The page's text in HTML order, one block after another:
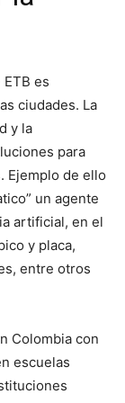
es
ciudades. La
y la
para
Ejemplo de ello
un agente
artificial, en el
y placa,
entre otros
Colombia con
escuelas